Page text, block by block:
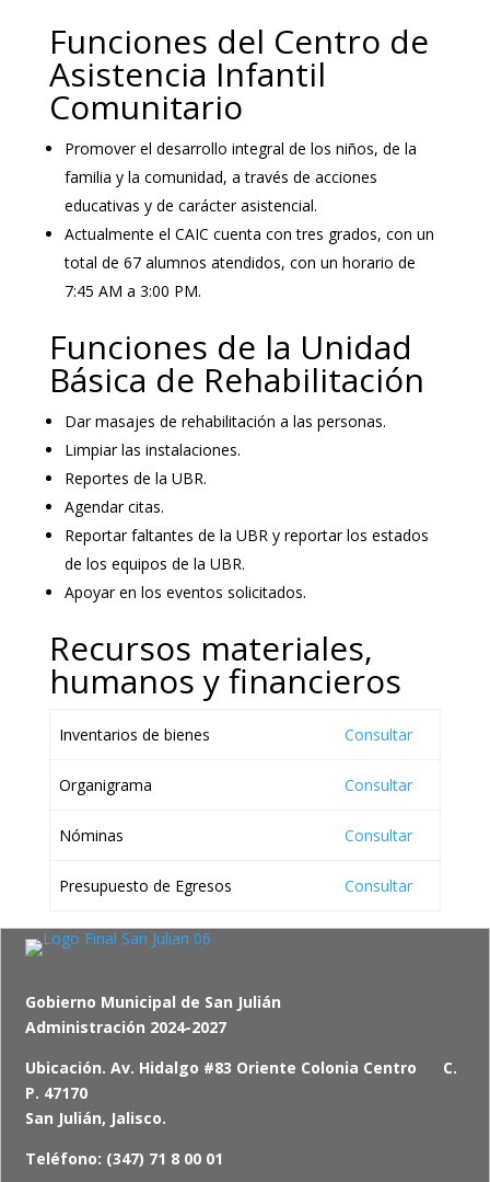
Funciones del Centro de
Asistencia Infantil
Comunitario
Promover el desarrollo integral de los niños, de la
familia y la comunidad, a través de acciones
educativas y de carácter asistencial.
Actualmente el CAIC cuenta con tres grados, con un
total de 67 alumnos atendidos, con un horario de
7:45 AM a 3:00 PM.
Funciones de la Unidad
Básica de Rehabilitación
Dar masajes de rehabilitación a las personas.
Limpiar las instalaciones.
Reportes de la UBR.
Agendar citas.
Reportar faltantes de la UBR y reportar los estados
de los equipos de la UBR.
Apoyar en los eventos solicitados.
Recursos materiales,
humanos y financieros
Inventarios de bienes Consultar
Organigrama Consultar
Nóminas Consultar
Presupuesto de Egresos Consultar
Gobierno Municipal de San Julián
Administración 2024-2027
Ubicación. Av. Hidalgo #83 Oriente Colonia Centro C.
P. 47170
San Julián, Jalisco.
Teléfono: (347) 71 8 00 01